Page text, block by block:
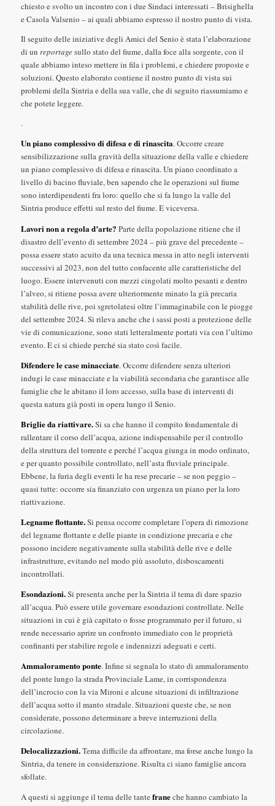
chiesto e svolto un incontro con i due Sindaci interessati – Brisighella
e Casola Valsenio – ai quali abbiamo espresso il nostro punto di vista.
Il seguito delle iniziative degli Amici del Senio è stata l’elaborazione
di un reportagesullo stato del fiume, dalla foce alla sorgente, con il
quale abbiamo inteso mettere in fila i problemi, e chiedere proposte e
soluzioni. Questo elaborato contiene il nostro punto di vista sui
problemi della Sintria e della sua valle, che di seguito riassumiamo e
che potete leggere.
.
Un piano complessivo di difesa e di rinascita. Occorre creare
sensibilizzazione sulla gravità della situazione della valle e chiedere
un piano complessivo di difesa e rinascita. Un piano coordinato a
livello di bacino fluviale, ben sapendo che le operazioni sul fiume
sono interdipendenti fra loro: quello che si fa lungo la valle del
Sintria produce effetti sul resto del fiume. E viceversa.
Lavori non a regola d’arte? Parte della popolazione ritiene che il
disastro dell’evento di settembre 2024 – più grave del precedente –
possa essere stato acuito da una tecnica messa in atto negli interventi
successivi al 2023, non del tutto confacente alle caratteristiche del
luogo. Essere intervenuti con mezzi cingolati molto pesanti e dentro
l’alveo, si ritiene possa avere ulteriormente minato la già precaria
stabilità delle rive, poi sgretolatesi oltre l’immaginabile con le piogge
del settembre 2024. Si rileva anche che i sassi posti a protezione delle
vie di comunicazione, sono stati letteralmente portati via con l’ultimo
evento. E ci si chiede perché sia stato così facile.
Difendere le case minacciate. Occorre difendere senza ulteriori
indugi le case minacciate e la viabilità secondaria che garantisce alle
famiglie che le abitano il loro accesso, sulla base di interventi di
questa natura già posti in opera lungo il Senio.
Briglie da riattivare.Si sa che hanno il compito fondamentale di
rallentare il corso dell’acqua, azione indispensabile per il controllo
della struttura del torrente e perché l’acqua giunga in modo ordinato,
e per quanto possibile controllato, nell’asta fluviale principale.
Ebbene, la furia degli eventi le ha rese precarie – se non peggio –
quasi tutte: occorre sia finanziato con urgenza un piano per la loro
riattivazione.
Legname flottante.Si pensa occorre completare l’opera di rimozione
del legname flottante e delle piante in condizione precaria e che
possono incidere negativamente sulla stabilità delle rive e delle
infrastrutture, evitando nel modo più assoluto, disboscamenti
incontrollati.
Esondazioni.Si presenta anche per la Sintria il tema di dare spazio
all’acqua. Può essere utile governare esondazioni controllate. Nelle
situazioni in cui è già capitato o fosse programmato per il futuro, si
rende necessario aprire un confronto immediato con le proprietà
confinanti per stabilire regole e indennizzi adeguati e certi.
Ammaloramento ponte. Infine si segnala lo stato di ammaloramento
del ponte lungo la strada Provinciale Lame, in corrispondenza
dell’incrocio con la via Mironi e alcune situazioni di infiltrazione
dell’acqua sotto il manto stradale. Situazioni queste che, se non
considerate, possono determinare a breve interruzioni della
circolazione.
Delocalizzazioni.Tema difficile da affrontare, ma forse anche lungo la
Sintria, da tenere in considerazione. Risulta ci siano famiglie ancora
sfollate.
A questi si aggiunge il tema delle tantefraneche hanno cambiato la